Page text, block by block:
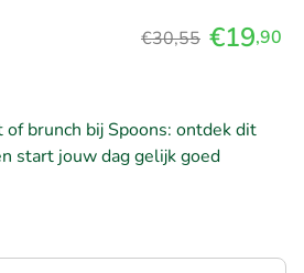
€30,55 €19,90
brunch bij Spoons: ontdek dit
start jouw dag gelijk goed